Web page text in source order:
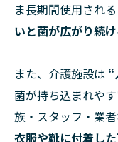
ま長期間使用され
いと菌が広がり続
また、介護施設は “
菌が持ち込まれや
族・スタッフ・業者
衣服や靴に付着し